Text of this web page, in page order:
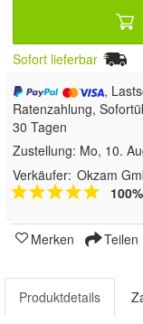
Sofort lieferbar
,
Ratenzahlung,
30 Tagen
Zustellung: Mo, 10.
Verkäufer: Okzam
Merken Teilen
Produktdetails